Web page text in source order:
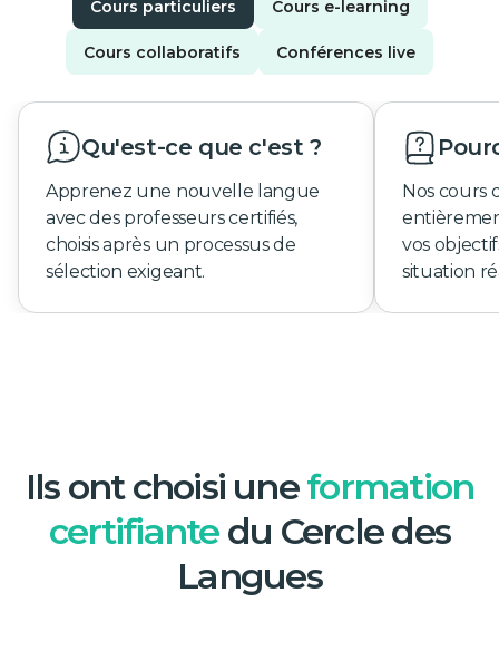
Cours particuliers Cours e-learning
Cours collaboratifs Conférences live
Qu'est-ce que c'est ?
Apprenez une nouvelle langue
avec des professeurs certifiés,
choisis après un processus de
sélection exigeant.
Nos cours
vos
situation
Ils ont choisi uneformation
certifiantedu Cercle des
Langues